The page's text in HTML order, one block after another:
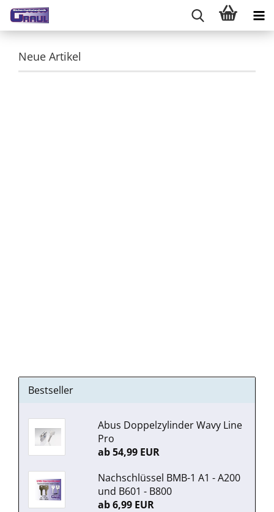
Neue Artikel
Bestseller
Abus Doppelzylinder Wavy Line
Pro
ab 54,99 EUR
Nachschlüssel BMB-1 A1 - A200
und B601 - B800
ab 6,99 EUR